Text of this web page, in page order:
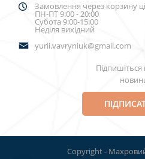
Замовлення через корзину
ПН-ПТ 9:00 - 20:00
Субота 9:00-15:00
Неділя вихідний
yurii.vavryniuk@gmail.com
Підпишіться
Copyright - Махровий